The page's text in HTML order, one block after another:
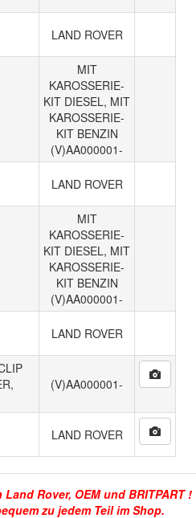
LAND ROVER
MIT
KAROSSERIE-
KIT DIESEL, MIT
KAROSSERIE-
KIT BENZIN
(V)AA000001-
LAND ROVER
MIT
KAROSSERIE-
KIT DIESEL, MIT
KAROSSERIE-
KIT BENZIN
(V)AA000001-
LAND ROVER
(V)AA000001-
LAND ROVER
Rover, OEM und BRITPART !
zu jedem Teil im Shop.